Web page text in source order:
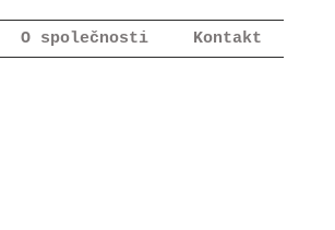
O společnosti Kontakt